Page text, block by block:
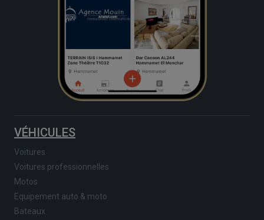
VÉHICULES
Voitures
Voitures professionnelles
Motos
Equipement auto & moto
Bateaux